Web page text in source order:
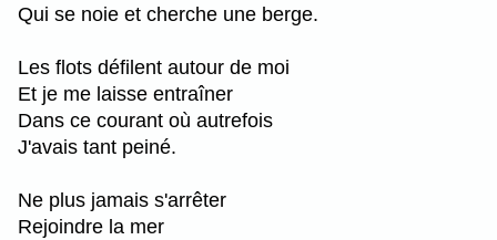
Qui se noie et cherche une berge.
Les flots défilent autour de moi
Et je me laisse entraîner
Dans ce courant où autrefois
J'avais tant peiné.
Ne plus jamais s'arrêter
Rejoindre la mer